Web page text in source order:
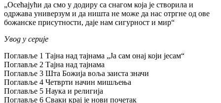
„Осећајући да смо у додиру са снагом која је створила и
одржава универзум и да ништа не може да нас отргне од ове
божанске присутности, даје нам сигурност и мир“
Увод у серије
Поглавље 1 Тајна над тајнама „Ја сам онај који јесам“
Поглавље 2 Тајна над тајнама
Поглавље 3 Шта Божија воља заиста значи
Поглавље 4 Четврти начин мишљења
Поглавље 5 Наука и религија
Поглавље 6 Сваки крај је нови почетак